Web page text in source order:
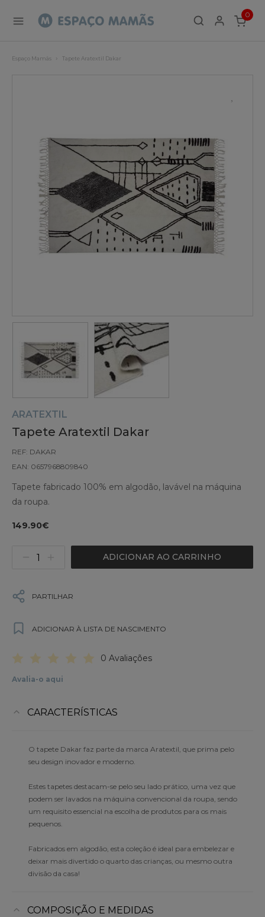
0
ITEMS
Espaço Mamãs Tapete Aratextil Dakar
ARATEXTIL
Tapete Aratextil Dakar
REF: DAKAR
EAN: 0657968809840
Tapete fabricado 100% em algodão, lavável na máquina
da roupa.
149.90€
ADICIONAR AO CARRINHO
PARTILHAR
ADICIONAR À LISTA DE NASCIMENTO
0 Avaliações
Avalia-o aqui
CARACTERÍSTICAS
O tapete Dakar faz parte da marca Aratextil, que prima pelo
seu design inovador e moderno.
Estes tapetes destacam-se pelo seu lado prático, uma vez que
podem ser lavados na máquina convencional da roupa, sendo
um requisito essencial na escolha de produtos para os mais
pequenos.
Fabricados em algodão, esta coleção é ideal para embelezar e
deixar mais divertido o quarto das crianças, ou mesmo outra
divisão da casa!
COMPOSIÇÃO E MEDIDAS